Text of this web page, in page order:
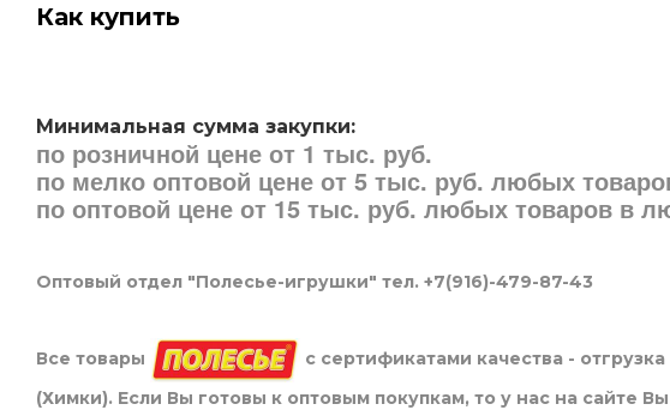
Как купить
Минимальная сумма закупки:
по розничной цене от 1 тыс. руб.
по мелко оптовой цене от 5 тыс. руб. любых
по оптовой цене от 15 тыс. руб. любых товаров в
Оптовый отдел "Полесье-игрушки" тел. +7(916)-479-87-43
Все товары
с сертификатами качества -
(Химки). Если Вы готовы к оптовым покупкам, то у нас на сайте